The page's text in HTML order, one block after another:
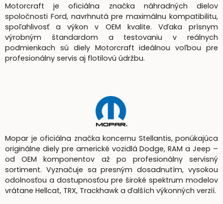
Motorcraft je oficiálna značka náhradných dielov
spoločnosti Ford, navrhnutá pre maximálnu kompatibilitu,
spoľahlivosť a výkon v OEM kvalite. Vďaka prísnym
výrobným štandardom a testovaniu v reálnych
podmienkach sú diely Motorcraft ideálnou voľbou pre
profesionálny servis aj flotilovú údržbu.
Mopar je oficiálna značka koncernu Stellantis, ponúkajúca
originálne diely pre americké vozidlá Dodge, RAM a Jeep –
od OEM komponentov až po profesionálny servisný
sortiment. Vyznačuje sa presným dosadnutím, vysokou
odolnosťou a dostupnosťou pre široké spektrum modelov
vrátane Hellcat, TRX, Trackhawk a ďalších výkonných verzií.